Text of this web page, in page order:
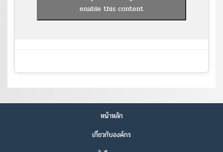
enable this content
หน้าหลัก
เกี่ยวกับองค์กร